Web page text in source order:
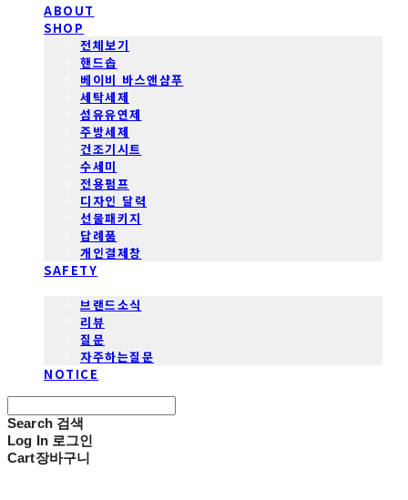
ABOUT
SHOP
전체보기
핸드솝
베이비 바스앤샴푸
세탁세제
섬유유연제
주방세제
건조기시트
수세미
전용펌프
디자인 달력
선물패키지
답례품
개인결제창
SAFETY
브랜드소식
리뷰
질문
자주하는질문
NOTICE
Search 검색
Log In 로그인
Cart장바구니